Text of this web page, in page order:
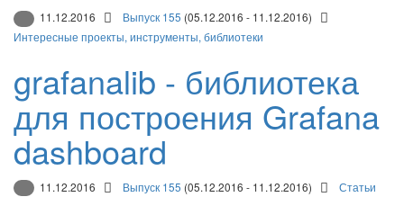
11.12.2016 Выпуск 155 (05.12.2016 - 11.12.2016)
Интересные проекты, инструменты, библиотеки
grafanalib - библиотека
для построения Grafana
dashboard
11.12.2016 Выпуск 155 (05.12.2016 - 11.12.2016) Статьи